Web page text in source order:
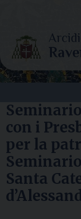
content
con i
per la
Santa